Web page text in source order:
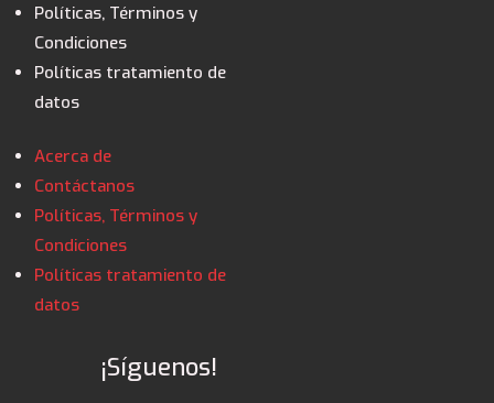
Políticas, Términos y
Condiciones
Políticas tratamiento de
datos
Acerca de
Contáctanos
Políticas, Términos y
Condiciones
Políticas tratamiento de
datos
¡Síguenos!